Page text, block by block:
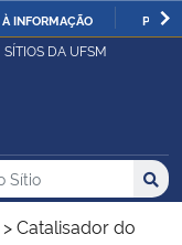
INFORMAÇÃO
SÍTIOS DA UFSM
no no Sítio
>Catalisador do